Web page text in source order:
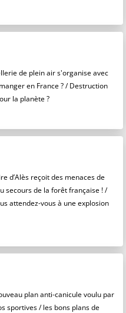
de plein air s'organise avec
en France ? / Destruction
la planète ?
d’Alès reçoit des menaces de
secours de la forêt française ! /
attendez-vous à une explosion
plan anti-canicule voulu par
sportives / les bons plans de